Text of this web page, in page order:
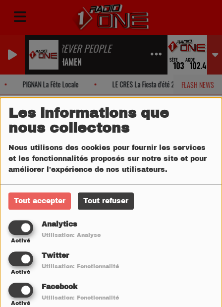
Les informations que
nous collectons
Nous utilisons des cookies pour fournir les services
et les fonctionnalités proposés sur notre site et pour
améliorer l'expérience de nos utilisateurs.
Tout accepter Tout refuser
Analytics
Activé
Utilisation: Analyse
Twitter
Activé
Utilisation: Fonctionnalité
Facebook
Activé
Utilisation: Fonctionnalité
PHOREVER PEOPLE
THE SHAMEN
FLASH NEWS
PIGNAN La Fête Locale LE CRES La Fiesta d'été 2026!